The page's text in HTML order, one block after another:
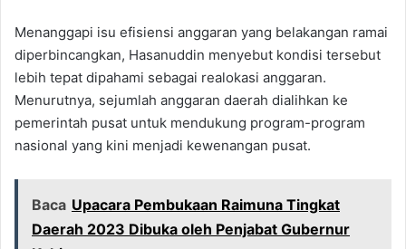
Menanggapi isu efisiensi anggaran yang belakangan ramai
diperbincangkan, Hasanuddin menyebut kondisi tersebut
lebih tepat dipahami sebagai realokasi anggaran.
Menurutnya, sejumlah anggaran daerah dialihkan ke
pemerintah pusat untuk mendukung program-program
nasional yang kini menjadi kewenangan pusat.
Baca Upacara Pembukaan Raimuna Tingkat
Daerah 2023 Dibuka oleh Penjabat Gubernur